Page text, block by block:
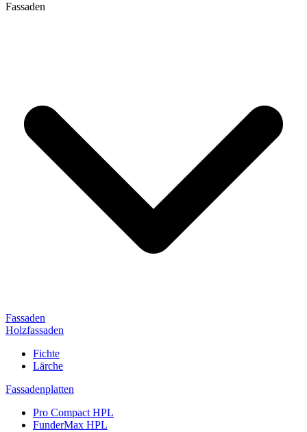
Fassaden
Fassaden
Holzfassaden
Fichte
Lärche
Fassadenplatten
Pro Compact HPL
FunderMax HPL